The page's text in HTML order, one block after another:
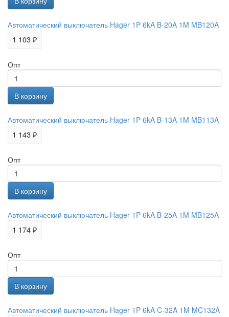
Автоматический выключатель Hager 1P 6kA B-20A 1M MB120A
1 103 ₽
Опт
Автоматический выключатель Hager 1P 6kA B-13A 1M MB113A
1 143 ₽
Опт
Автоматический выключатель Hager 1P 6kA B-25A 1M MB125A
1 174 ₽
Опт
Автоматический выключатель Hager 1P 6kA C-32A 1M MC132A